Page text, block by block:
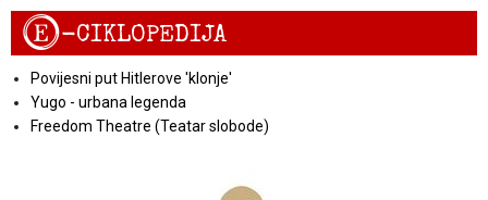
E-CIKLOPEDIJA
Povijesni put Hitlerove 'klonje'
Yugo - urbana legenda
Freedom Theatre (Teatar slobode)